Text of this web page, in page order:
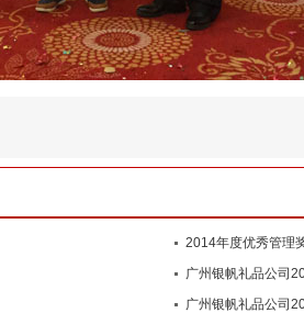
2014年度优秀管理
广州银帆礼品公司
广州银帆礼品公司